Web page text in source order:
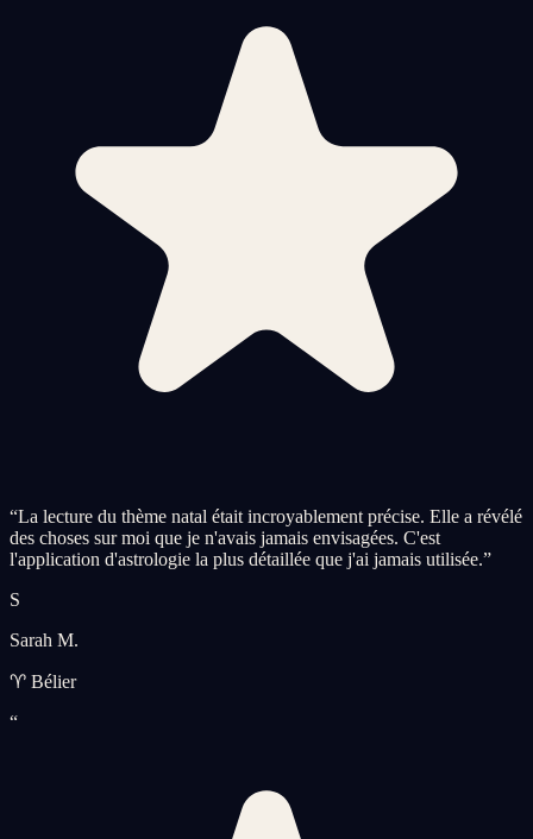
“La lecture du thème natal était incroyablement précise. Elle a révélé
des choses sur moi que je n'avais jamais envisagées. C'est
l'application d'astrologie la plus détaillée que j'ai jamais utilisée.”
S
Sarah M.
♈ Bélier
“